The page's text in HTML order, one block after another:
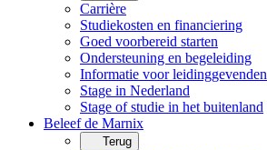
Carrière
Studiekosten en financiering
Goed voorbereid starten
Ondersteuning en begeleiding
Informatie voor leidinggevenden
Stage in Nederland
Stage of studie in het buitenland
Beleef de Marnix
Terug